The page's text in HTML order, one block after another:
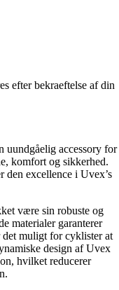
efter bekraeftelse af din
uundgåelig accessory for
komfort og sikkerhed.
excellence i Uvex’s
være sin robuste og
materialer garanterer
det muligt for cyklister at
design af Uvex
hvilket reducerer